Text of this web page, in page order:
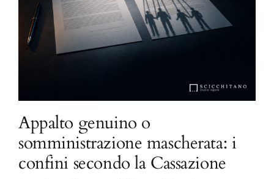
Appalto genuino o
somministrazione mascherata: i
confini secondo la Cassazione